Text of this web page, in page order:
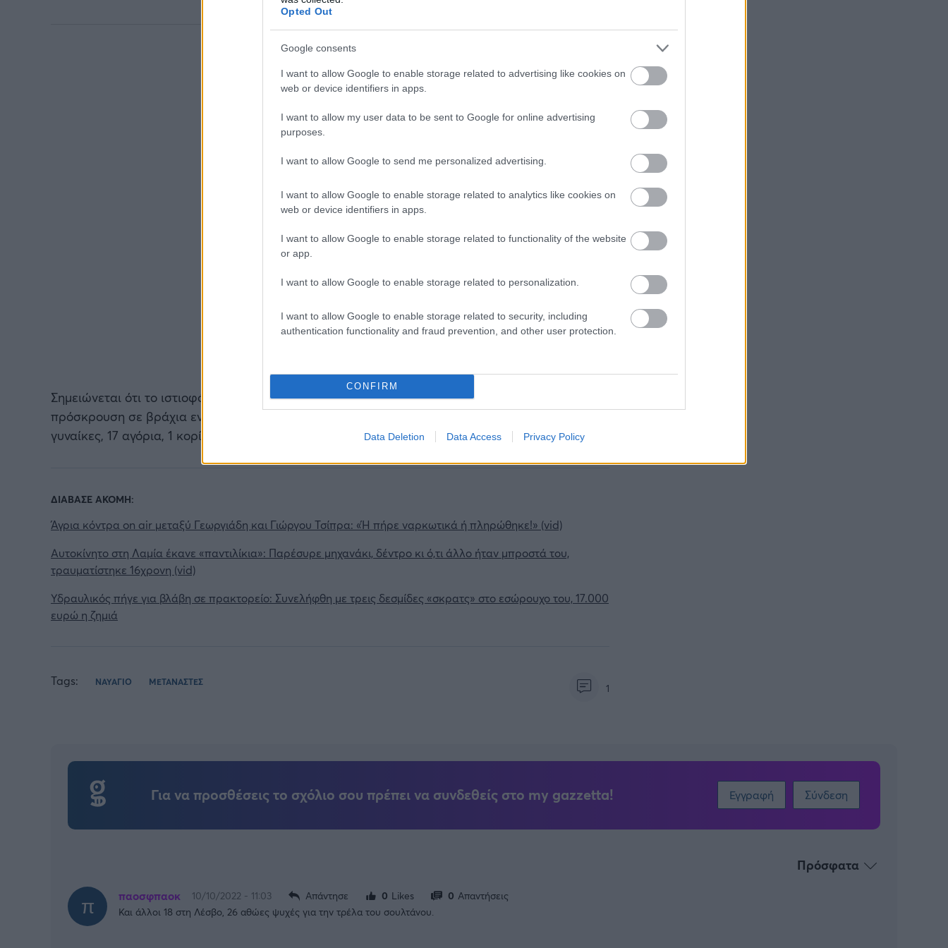
Opted Out
Google consents
I want to allow Google to enable storage related to advertising like cookies on
web or device identifiers in apps.
I want to allow my user data to be sent to Google for online advertising
purposes.
I want to allow Google to send me personalized advertising.
I want to allow Google to enable storage related to analytics like cookies on
web or device identifiers in apps.
I want to allow Google to enable storage related to functionality of the website
or app.
I want to allow Google to enable storage related to personalization.
I want to allow Google to enable storage related to security, including
authentication functionality and fraud prevention, and other user protection.
CONFIRM
Data Deletion Data Access Privacy Policy
Σημειώνεται ότι το ιστιοφόρο σκάφος βυθίστηκε τα ξημερώματα της Πέμπτης μετά από
πρόσκρουση σε βράχια ενώ έως τώρα έχουν διασωθεί ογδόντα αλλοδαποί (55 άνδρες, 7
γυναίκες, 17 αγόρια, 1 κορίτσι).
ΔΙΑΒΑΣΕ ΑΚΟΜΗ:
Άγρια κόντρα on air μεταξύ Γεωργιάδη και Γιώργου Τσίπρα: «Ή πήρε ναρκωτικά ή πληρώθηκε!» (vid)
Αυτοκίνητο στη Λαμία έκανε «παντιλίκια»: Παρέσυρε μηχανάκι, δέντρο κι ό,τι άλλο ήταν μπροστά του,
τραυματίστηκε 16χρονη (vid)
Υδραυλικός πήγε για βλάβη σε πρακτορείο: Συνελήφθη με τρεις δεσμίδες «σκρατς» στο εσώρουχο του, 17.000
ευρώ η ζημιά
Tags: ΝΑΥΑΓΙΟ ΜΕΤΑΝΑΣΤΕΣ 1
Για να προσθέσεις το σχόλιο σου πρέπει να συνδεθείς στο my gazzetta! Εγγραφή Σύνδεση
Πρόσφατα
παοσφπαοκ 10/10/2022 - 11:03 Απάντησε 0 Likes 0 Απαντήσεις
Και άλλοι 18 στη Λέσβο, 26 αθώες ψυχές για την τρέλα του σουλτάνου.